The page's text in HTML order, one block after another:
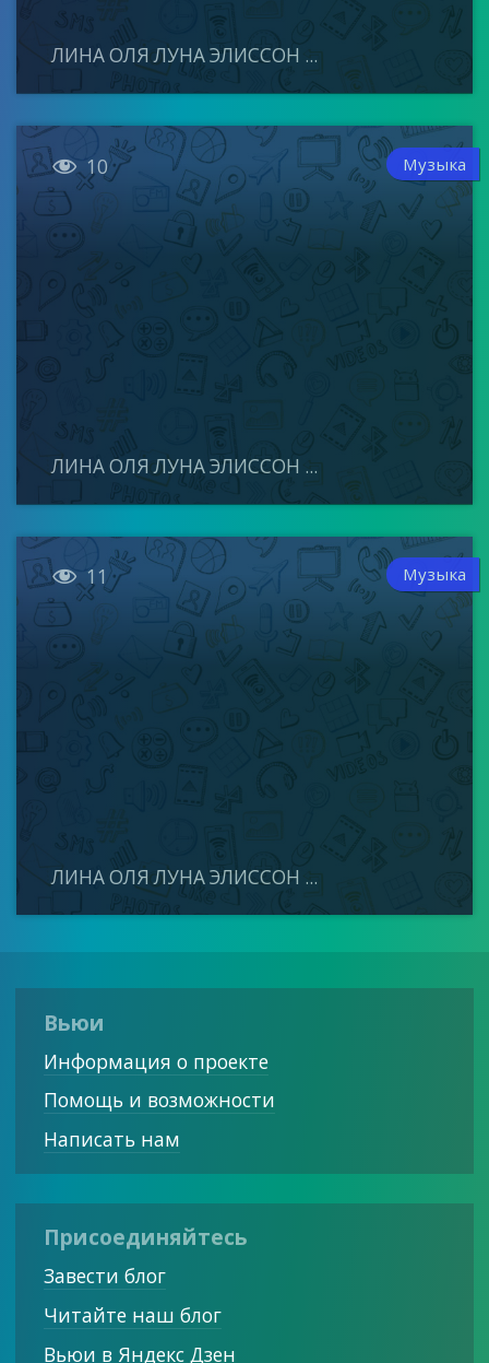
ЛИНА ОЛЯ ЛУНА ЭЛИССОН ...
 10 Музыка
ЛИНА ОЛЯ ЛУНА ЭЛИССОН ...
 11 Музыка
ЛИНА ОЛЯ ЛУНА ЭЛИССОН ...
Вьюи
Информация о проекте
Помощь и возможности
Написать нам
Присоединяйтесь
Завести блог
Читайте наш блог
Вьюи в Яндекс Дзен